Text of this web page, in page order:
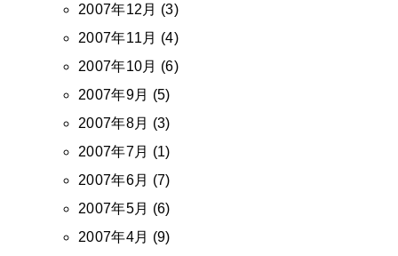
2007年12月 (3)
2007年11月 (4)
2007年10月 (6)
2007年9月 (5)
2007年8月 (3)
2007年7月 (1)
2007年6月 (7)
2007年5月 (6)
2007年4月 (9)